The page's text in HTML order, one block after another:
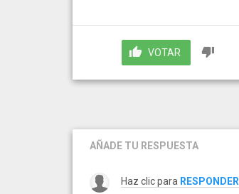
VOTAR
AÑADE TU RESPUESTA
Haz clic para RESPONDER